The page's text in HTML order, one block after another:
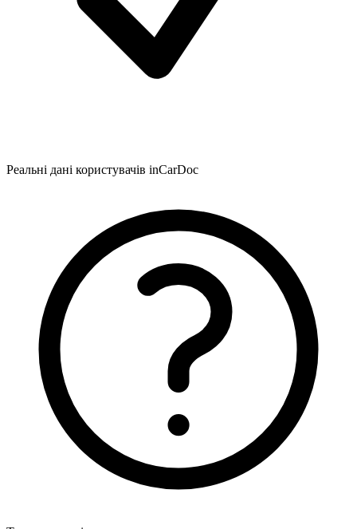
Реальні дані користувачів inCarDoc